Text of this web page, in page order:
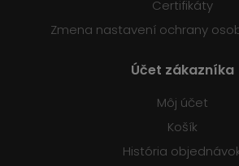
Certifikáty
Zmena nastavení ochrany
Účet zákazníka
Môj účet
Košík
História